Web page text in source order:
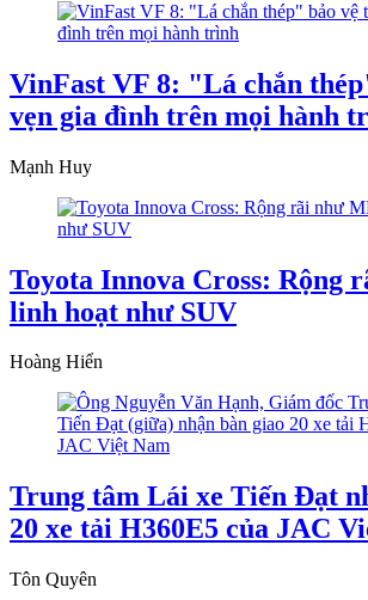
VinFast VF 8: "Lá chắn
vẹn gia đình trên mọi hành
Mạnh Huy
Toyota Innova Cross: Rộng
linh hoạt như SUV
Hoàng Hiển
Trung tâm Lái xe Tiến Đạt
20 xe tải H360E5 của JAC
Tôn Quyên